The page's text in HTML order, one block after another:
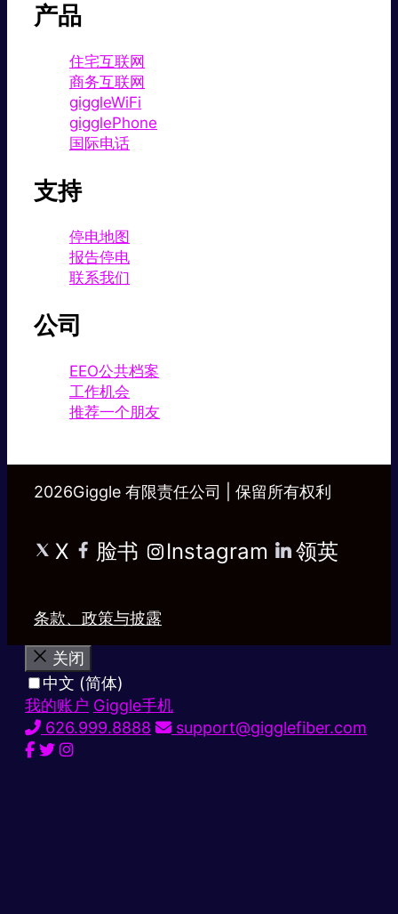
产品
住宅互联网
商务互联网
giggleWiFi
gigglePhone
国际电话
支持
停电地图
报告停电
联系我们
公司
EEO公共档案
工作机会
推荐一个朋友
2026Giggle 有限责任公司 | 保留所有权利
X 脸书 Instagram 领英
条款、政策与披露
关闭
中文 (简体)
我的账户 Giggle手机
626.999.8888
support@gigglefiber.com